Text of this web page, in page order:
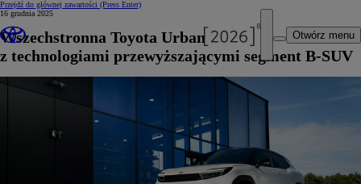
Przejdź do głównej zawartości (Press Enter)
Otwórz menu
16 grudnia 2025
Wszechstronna Toyota Urban Cruiser
z technologiami przewyższającymi segment B-SUV